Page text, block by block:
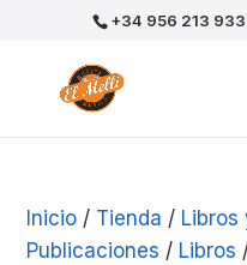
+34 956 213 933
Inicio / Tienda / Libros
Publicaciones / Libros